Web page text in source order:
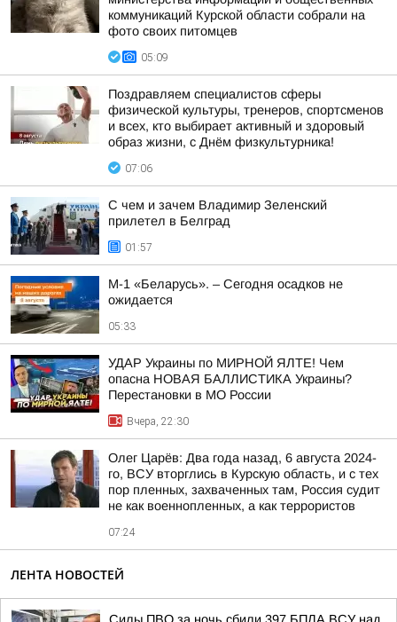
коммуникаций Курской области собрали на
фото своих питомцев
05:09
Поздравляем специалистов сферы
физической культуры, тренеров, спортсменов
и всех, кто выбирает активный и здоровый
образ жизни, с Днём физкультурника!
07:06
С чем и зачем Владимир Зеленский
прилетел в Белград
01:57
М-1 «Беларусь». – Сегодня осадков не
ожидается
05:33
УДАР Украины по МИРНОЙ ЯЛТЕ! Чем
опасна НОВАЯ БАЛЛИСТИКА Украины?
Перестановки в МО России
Вчера, 22:30
Олег Царёв: Два года назад, 6 августа 2024-
го, ВСУ вторглись в Курскую область, и с тех
пор пленных, захваченных там, Россия судит
не как военнопленных, а как террористов
07:24
ЛЕНТА НОВОСТЕЙ